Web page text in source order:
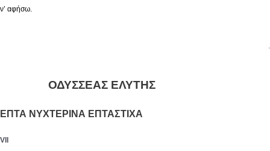
ν’ αφήσω.
.
ΟΔΥΣΣΕΑΣ ΕΛΥΤΗΣ
ΕΠΤΑ ΝΥΧΤΕΡΙΝΑ ΕΠΤΑΣΤΙΧΑ
VII